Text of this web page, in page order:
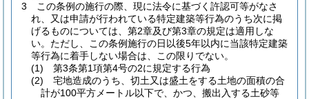
3
この条例の施行の際、現に法令に基づく許認可等がなさ
れ、又は申請が行われている特定建築等行為のうち次に掲
げるものについては、第2章及び第3章の規定は適用しな
い。 ただし、この条例施行の日以後5年以内に当該特定建築
等行為に着手しない場合は、この限りでない。
(1)
第3条第1項第4号の2に規定する行為
(2)
宅地造成のうち、切土又は盛土をする土地の面積の合
計が100平方メートル以下で、かつ、搬出入する土砂等